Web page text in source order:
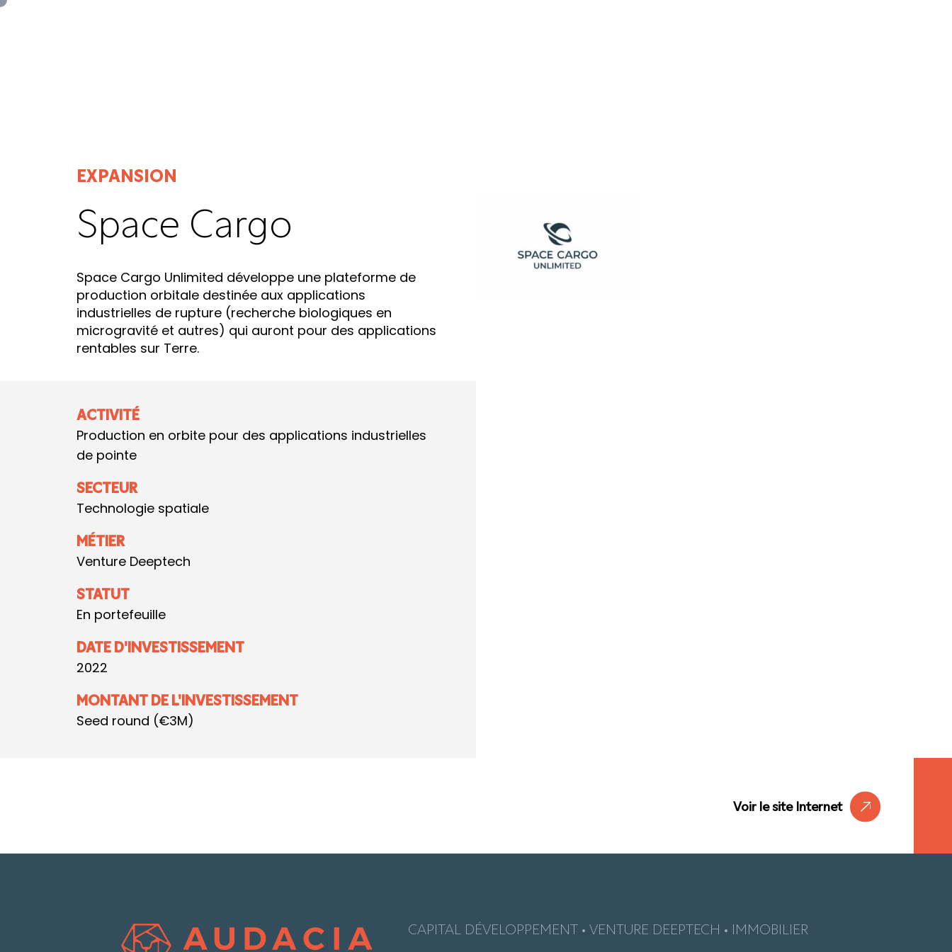
Voir le site Internet
EXPANSION
Space Cargo
Space Cargo Unlimited développe une plateforme de
production orbitale destinée aux applications
industrielles de rupture (recherche biologiques en
microgravité et autres) qui auront pour des applications
rentables sur Terre.
ACTIVITÉ
Production en orbite pour des applications industrielles
de pointe
SECTEUR
Technologie spatiale
MÉTIER
Venture Deeptech
STATUT
En portefeuille
DATE D'INVESTISSEMENT
2022
MONTANT DE L'INVESTISSEMENT
Seed round (€3M)
CAPITAL DÉVELOPPEMENT • VENTURE DEEPTECH • IMMOBILIER
Panneau de gestion des cookies